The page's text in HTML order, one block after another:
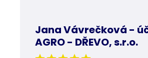
Jana Vávrečková -
AGRO - DŘEVO, s.r.o.